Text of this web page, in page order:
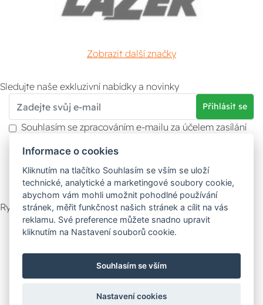
Zobrazit další značky
Sledujte naše exkluzivní nabídky a novinky
Přihlásit se
Souhlasím se zpracováním e-mailu za účelem zasílání
Více informací naleznete v
údajů . Souhlas můžete kdykoliv odvolat.
Rychlý kontakt
Zákaznický servis Vyzvednutí zboží
Informace o cookies
Kliknutím na tlačítko Souhlasím se vším se uloží
technické, analytické a marketingové soubory cookie,
abychom vám mohli umožnit pohodlné používání
stránek, měřit funkčnost našich stránek a cílit na vás
reklamu. Své preference můžete snadno upravit
kliknutím na Nastavení souborů cookie.
Souhlasím se vším
Nastavení cookies